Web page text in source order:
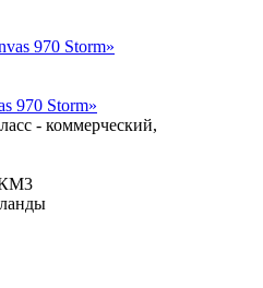
970 Storm»
- коммерческий,